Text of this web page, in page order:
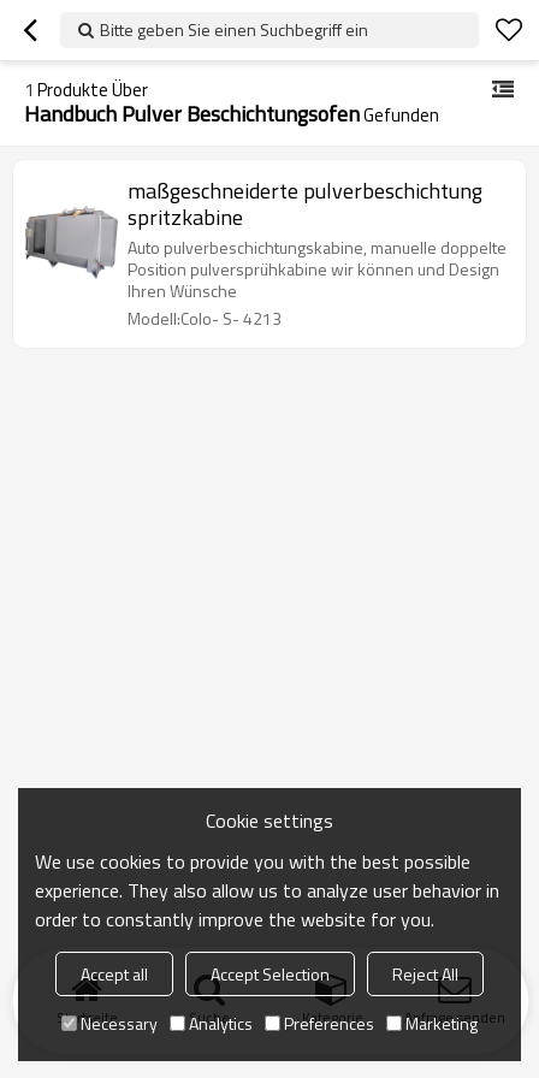
Bitte geben Sie einen Suchbegriff ein
1 Produkte Über
Handbuch Pulver BeschichtungsofenGefunden
maßgeschneiderte pulverbeschichtung
spritzkabine
Auto pulverbeschichtungskabine, manuelle doppelte
Position pulversprühkabine wir können und Design
Ihren Wünsche
Modell:Colo- S- 4213
Startseite Suche Kategorie Anfrage senden
Cookie settings
We use cookies to provide you with the best possible
experience. They also allow us to analyze user behavior in
order to constantly improve the website for you.
Accept all Accept Selection
Reject All
Necessary
Analytics Preferences Marketing